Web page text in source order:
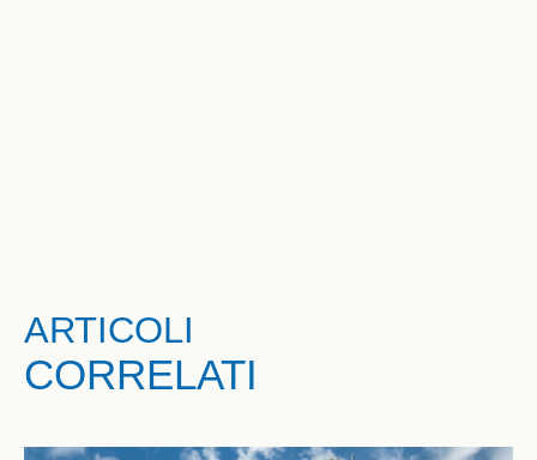
ARTICOLI
CORRELATI